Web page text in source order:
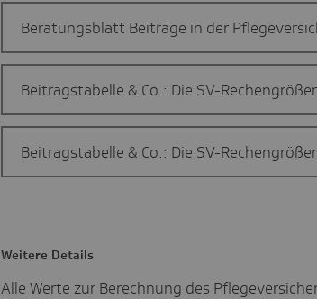
Beratungsblatt Beiträge in der
Beitragstabelle & Co.: Die SV-
Beitragstabelle & Co.: Die SV-
Weitere Details
Alle Werte zur Berechnung des